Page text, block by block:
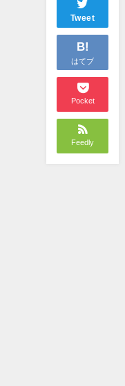
Tweet
B!
はてブ
Pocket
Feedly